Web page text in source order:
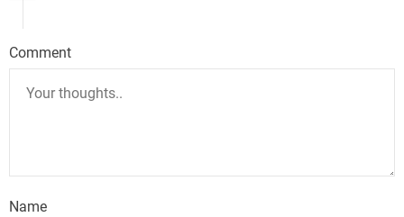
Comment
Name